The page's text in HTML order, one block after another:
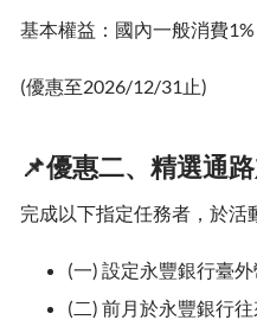
基本權益：國內一般消費
(優惠至2026/12/31止)
📌優惠二、精選通
完成以下指定任務者，於活
(一) 設定永豐銀行臺
(二) 前月於永豐銀行